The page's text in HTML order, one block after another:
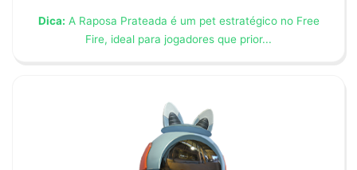
Dica: A Raposa Prateada é um pet estratégico no Free
Fire, ideal para jogadores que prior...